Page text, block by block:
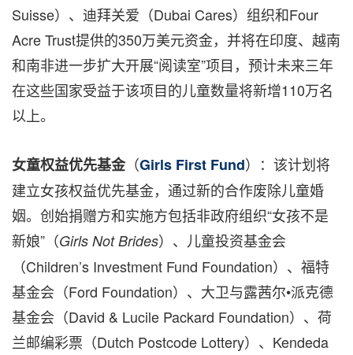
Suisse）、迪拜关爱（Dubai Cares）组织和Four
Acre Trust提供的350万美元资金，并将在印度、越南
和南非进一步扩大开展“阅读室”项目，预计未来三年
在这些国家受益于该项目的儿童数量将新增110万名
以上。
女童权益优先基金（Girls First Fund）：该计划将
建立女孩权益优先基金，通过新的合作废除儿童婚
姻。创始捐赠方和实施方包括非政府组织“女孩不是
新娘”（Girls Not Brides）、儿童投资基金会
（Children’s Investment Fund Foundation）、福特
基金会（Ford Foundation）、大卫与露茜尔•派克德
基金会（David & Lucile Packard Foundation）、荷
兰邮编彩票（Dutch Postcode Lottery）、Kendeda